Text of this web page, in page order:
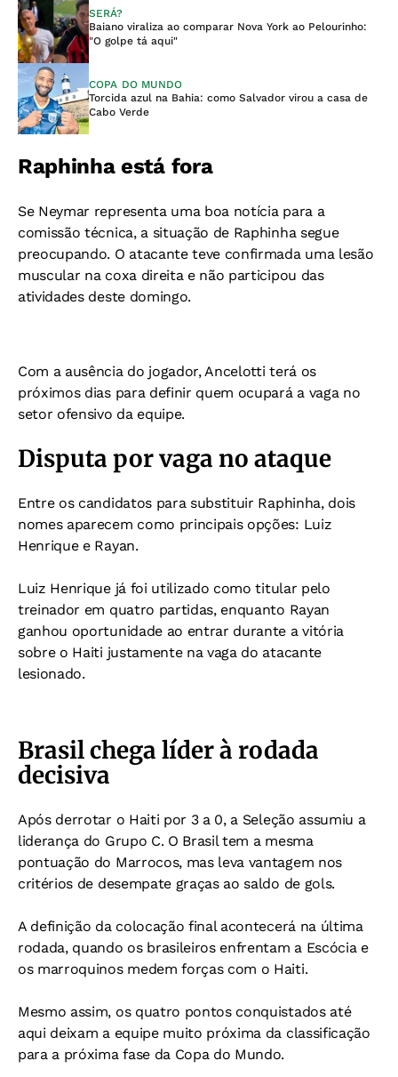
SERÁ?
Baiano viraliza ao comparar Nova York ao Pelourinho:
"O golpe tá aqui"
COPA DO MUNDO
Torcida azul na Bahia: como Salvador virou a casa de
Cabo Verde
Raphinha está fora
Se Neymar representa uma boa notícia para a
comissão técnica, a situação de Raphinha segue
preocupando. O atacante teve confirmada uma lesão
muscular na coxa direita e não participou das
atividades deste domingo.
Com a ausência do jogador, Ancelotti terá os
próximos dias para definir quem ocupará a vaga no
setor ofensivo da equipe.
Disputa por vaga no ataque
Entre os candidatos para substituir Raphinha, dois
nomes aparecem como principais opções: Luiz
Henrique e Rayan.
Luiz Henrique já foi utilizado como titular pelo
treinador em quatro partidas, enquanto Rayan
ganhou oportunidade ao entrar durante a vitória
sobre o Haiti justamente na vaga do atacante
lesionado.
Brasil chega líder à rodada
decisiva
Após derrotar o Haiti por 3 a 0, a Seleção assumiu a
liderança do Grupo C. O Brasil tem a mesma
pontuação do Marrocos, mas leva vantagem nos
critérios de desempate graças ao saldo de gols.
A definição da colocação final acontecerá na última
rodada, quando os brasileiros enfrentam a Escócia e
os marroquinos medem forças com o Haiti.
Mesmo assim, os quatro pontos conquistados até
aqui deixam a equipe muito próxima da classificação
para a próxima fase da Copa do Mundo.